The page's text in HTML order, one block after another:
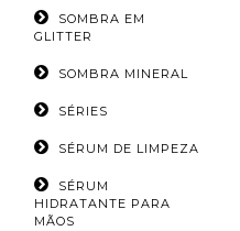
SOMBRA EM
GLITTER
SOMBRA MINERAL
SÉRIES
SÉRUM DE LIMPEZA
SÉRUM
HIDRATANTE PARA
MÃOS